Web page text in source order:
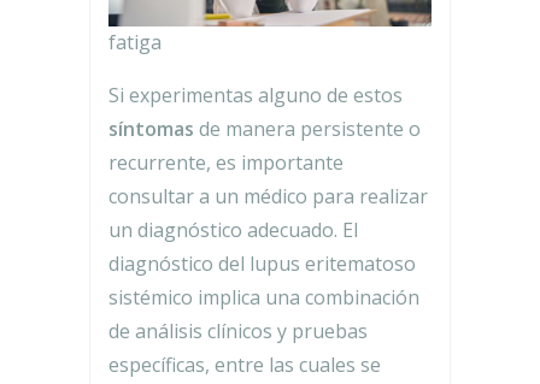
fatiga
Si experimentas alguno de estos
síntomas de manera persistente o
recurrente, es importante
consultar a un médico para realizar
un diagnóstico adecuado. El
diagnóstico del lupus eritematoso
sistémico implica una combinación
de análisis clínicos y pruebas
específicas, entre las cuales se